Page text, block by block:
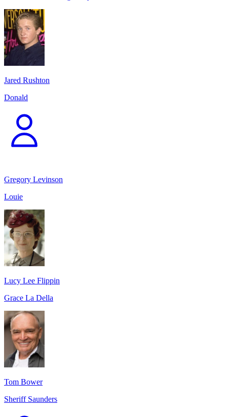
Jared Rushton
Donald
Gregory Levinson
Louie
Lucy Lee Flippin
Grace La Della
Tom Bower
Sheriff Saunders